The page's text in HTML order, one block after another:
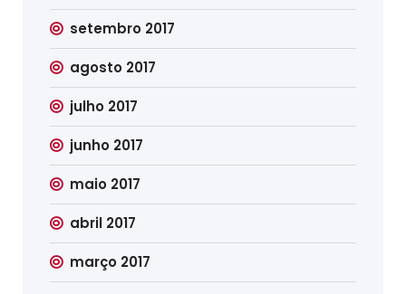
setembro 2017
agosto 2017
julho 2017
junho 2017
maio 2017
abril 2017
março 2017